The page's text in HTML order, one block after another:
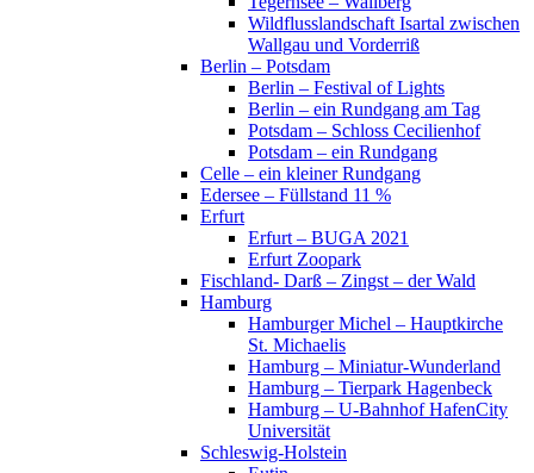
Wildflusslandschaft Isartal zwischen
Wallgau und Vorderriß
Berlin – Potsdam
Berlin – Festival of Lights
Berlin – ein Rundgang am Tag
Potsdam – Schloss Cecilienhof
Potsdam – ein Rundgang
Celle – ein kleiner Rundgang
Edersee – Füllstand 11 %
Erfurt
Erfurt – BUGA 2021
Erfurt Zoopark
Fischland- Darß – Zingst – der Wald
Hamburg
Hamburger Michel – Hauptkirche
St. Michaelis
Hamburg – Miniatur-Wunderland
Hamburg – Tierpark Hagenbeck
Hamburg – U-Bahnhof HafenCity
Universität
Schleswig-Holstein